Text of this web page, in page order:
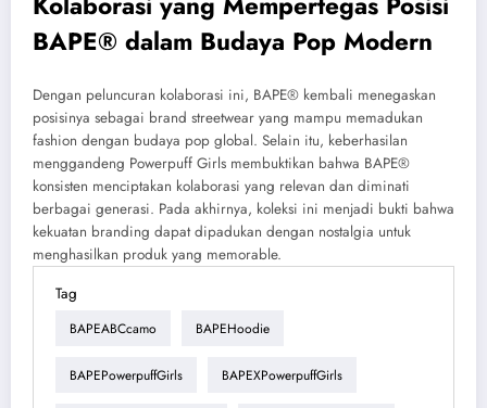
BAPE® dalam Budaya Pop Modern
Dengan peluncuran kolaborasi ini, BAPE® kembali menegaskan
posisinya sebagai brand streetwear yang mampu memadukan
fashion dengan budaya pop global. Selain itu, keberhasilan
menggandeng Powerpuff Girls membuktikan bahwa BAPE®
konsisten menciptakan kolaborasi yang relevan dan diminati
berbagai generasi. Pada akhirnya, koleksi ini menjadi bukti bahwa
kekuatan branding dapat dipadukan dengan nostalgia untuk
menghasilkan produk yang memorable.
Tag
BAPEABCcamo BAPEHoodie
BAPEPowerpuffGirls BAPEXPowerpuffGirls